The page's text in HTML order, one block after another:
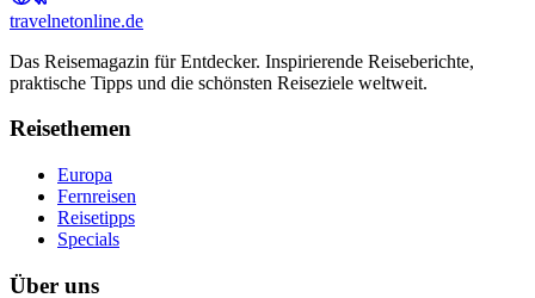
travelnetonline.de
Das Reisemagazin für Entdecker. Inspirierende Reiseberichte,
praktische Tipps und die schönsten Reiseziele weltweit.
Reisethemen
Europa
Fernreisen
Reisetipps
Specials
Über uns